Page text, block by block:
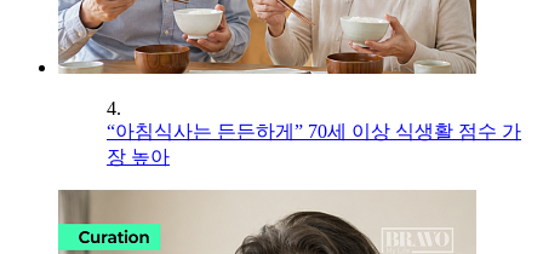
4.
“아침식사는 든든하게” 70세 이상 식생활 점수 가
장 높아